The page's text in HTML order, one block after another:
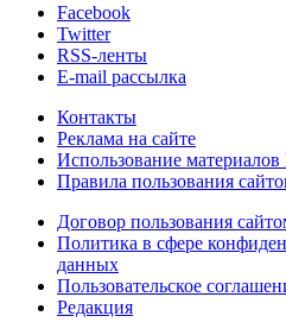
Facebook
Twitter
RSS-ленты
E-mail рассылка
Контакты
Реклама на сайте
Использование материалов
Правила пользования
Договор пользования
Политика в сфере
данных
Пользовательское
Редакция